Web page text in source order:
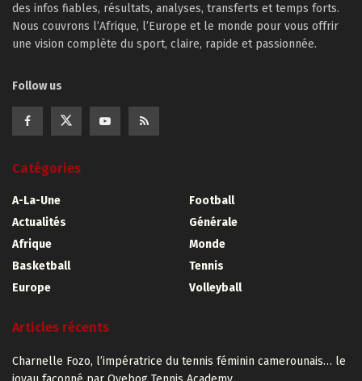
des infos fiables, résultats, analyses, transferts et temps forts.
Nous couvrons l’Afrique, l’Europe et le monde pour vous offrir
une vision complète du sport, claire, rapide et passionnée.
Follow us
Catégories
A-La-Une
Actualités
Afrique
Basketball
Europe
Football
Générale
Monde
Tennis
Volleyball
Articles récents
Charnelle Fozo, l’impératrice du tennis féminin camerounais… le